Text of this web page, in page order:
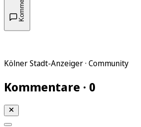
Kölner Stadt-Anzeiger · Community
Kommentare · 0